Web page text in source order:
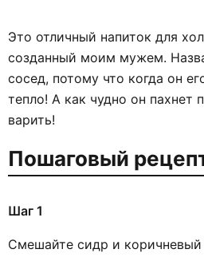
Это отличный напиток для
созданный моим мужем.
сосед, потому что когда он
тепло! А как чудно он пахнет
варить!
Пошаговый
Шаг 1
Смешайте сидр и коричневый